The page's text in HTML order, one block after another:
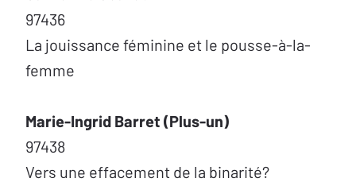
97436
La jouissance féminine et le pousse-à-la-
femme
Marie-Ingrid Barret (Plus-un)
97438
Vers une effacement de la binarité?